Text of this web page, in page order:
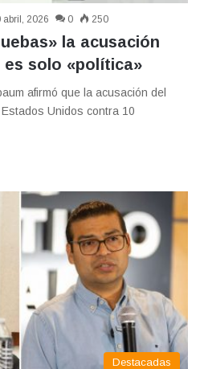
abril, 2026 0 250
la acusación
solo «política»
afirmó que la acusación del
Unidos contra 10
Destacadas